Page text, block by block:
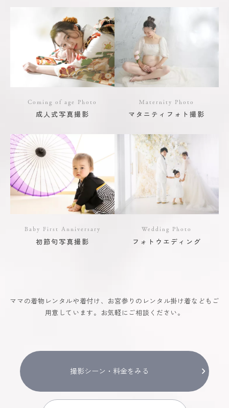
Coming of age Photo
成人式写真撮影
Maternity Photo
マタニティフォト撮影
Baby First Anniversary
初節句写真撮影
Wedding Photo
フォトウエディング
ママの着物レンタルや着付け、お宮参りのレンタル掛け着などもご
用意しています。お気軽にご相談ください。
撮影シーン・料金をみる